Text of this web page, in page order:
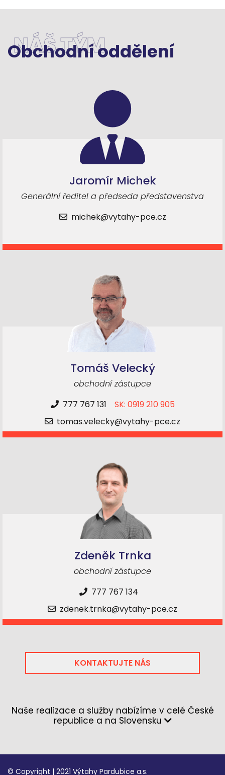
NÁŠ TÝM
Obchodní oddělení
Jaromír Michek
Generální ředitel a předseda představenstva
michek@vytahy-pce.cz
Tomáš Velecký
obchodní zástupce
777 767 131
SK: 0919 210 905
tomas.velecky@vytahy-pce.cz
Zdeněk Trnka
obchodní zástupce
777 767 134
zdenek.trnka@vytahy-pce.cz
KONTAKTUJTE NÁS
Naše realizace a služby nabízíme v celé České
republice a na Slovensku
© Copyright | 2021 Výtahy Pardubice a.s.